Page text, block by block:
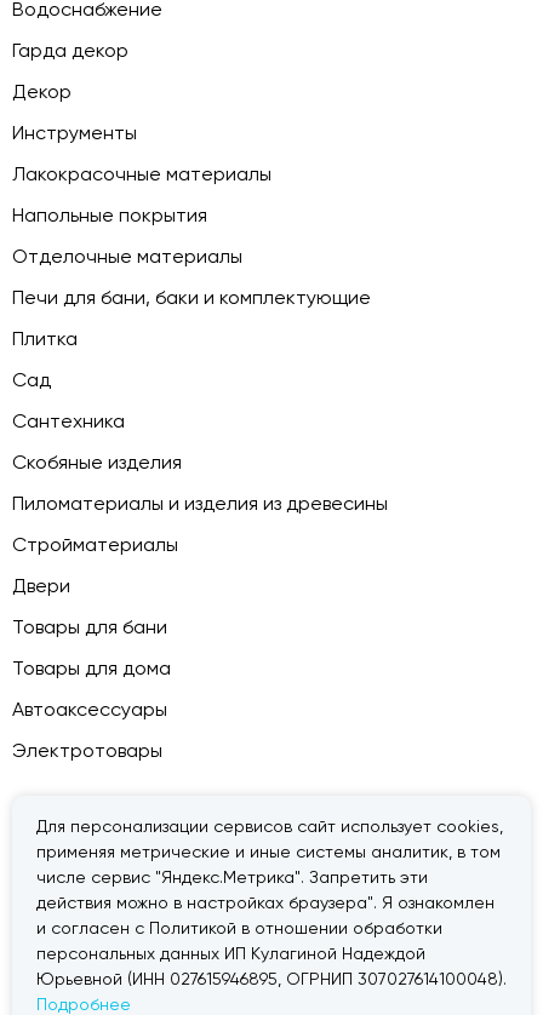
Для персонализации сервисов сайт использует cookies,
применяя метрические и иные системы аналитик, в том
числе сервис "Яндекс.Метрика". Запретить эти
действия можно в настройках браузера". Я ознакомлен
и согласен с Политикой в отношении обработки
персональных данных ИП Кулагиной Надеждой
Юрьевной (ИНН 027615946895, ОГРНИП 307027614100048).
Подробнее
Водоснабжение
Гарда декор
Декор
Инструменты
Лакокрасочные материалы
Напольные покрытия
Отделочные материалы
Печи для бани, баки и комплектующие
Плитка
Сад
Сантехника
Скобяные изделия
Пиломатериалы и изделия из древесины
Стройматериалы
Двери
Товары для бани
Товары для дома
Автоаксессуары
Электротовары
© 2026 — «Дачник».Правовая информация